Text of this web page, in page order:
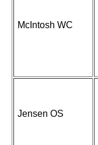
McIntosh WC
Jensen OS